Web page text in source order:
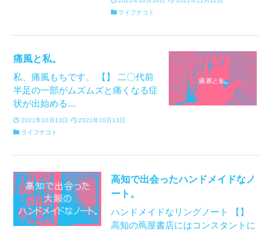
ライフナコト
痛風と私。
私、痛風もちです。 【】 二〇代前
半足の一部がムズムズと痛くなる症
状が出始める…
2021年10月13日
2021年10月13日
ライフナコト
高知で出会ったハンドメイドなノ
ート。
ハンドメイドなリングノート 【】
高知の蔦屋書店にはコンスタントに